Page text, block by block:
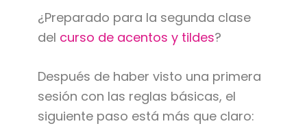
¿Preparado para la segunda clase
del curso de acentos y tildes?
Después de haber visto una primera
sesión con las reglas básicas, el
siguiente paso está más que claro: